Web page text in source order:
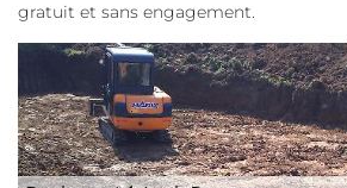
gratuit et sans engagement.